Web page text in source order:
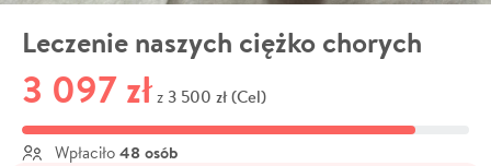
Leczenie naszych ciężko chorych
3 097 zł z 3 500 zł (Cel)
Wpłaciło 48 osób